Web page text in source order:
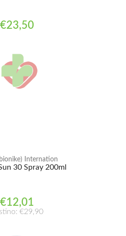
€23,50
Internation
30 Spray 200ml
€12,01
€29,90